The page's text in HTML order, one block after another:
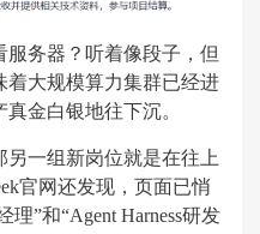
务器？听着像段子，但
着大规模算力集群已经进
金白银地往下沉。
一组新岗位就是在往上
官网还发现，页面已悄
理”和“Agent Harness研发